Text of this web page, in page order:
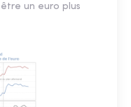
un euro plus